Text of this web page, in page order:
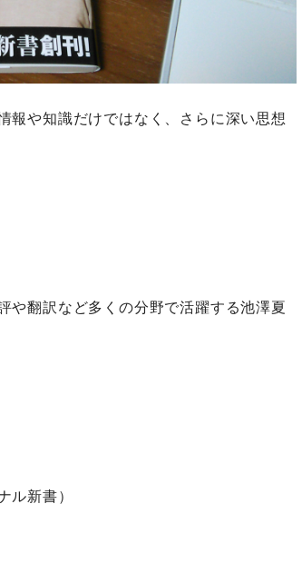
報や知識だけではなく、さらに深い思想
や翻訳 など多くの分野で活躍する池澤夏
ル新書）